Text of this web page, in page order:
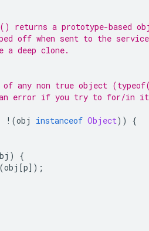
returns a prototype-based
off when sent to the
deep clone.
of any non true object
error if you try to for/in
! (obj instanceof Object))
{
)
{
(obj [p]);